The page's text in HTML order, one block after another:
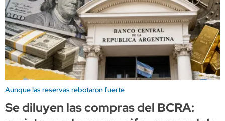
Aunque las reservas rebotaron fuerte
Se diluyen las compras del BCRA: